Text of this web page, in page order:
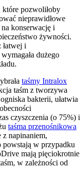
które pozwoliłoby
nieprawidłowe
konserwację i
żywności.
i
dużego
taśmy Intralox
taśm z tworzywa
bakterii, ułatwia
czyszczenia (o 75%) i
taśma przenośnikowa
napinaniem,
powstają w przypadku
mają pięciokrotnie
w zależności od